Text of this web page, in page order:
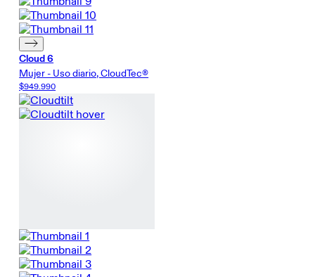
Cloud 6
Mujer - Uso diario, CloudTec®
$949.990